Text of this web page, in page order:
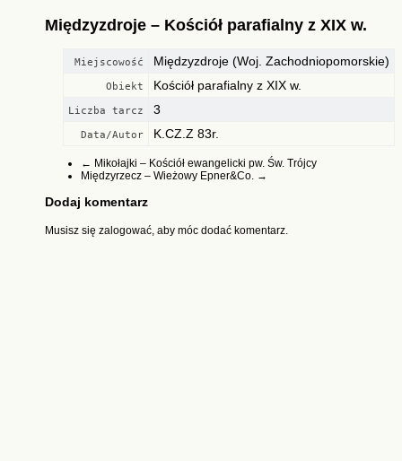
Międzyzdroje – Kościół parafialny z XIX w.
Miejscowość Międzyzdroje (Woj. Zachodniopomorskie)
Obiekt Kościół parafialny z XIX w.
Liczba tarcz 3
Data/Autor K.CZ.Z 83r.
← Mikołajki – Kościół ewangelicki pw. Św. Trójcy
Międzyrzecz – Wieżowy Epner&Co. →
Dodaj komentarz
Musisz się zalogować, aby móc dodać komentarz.